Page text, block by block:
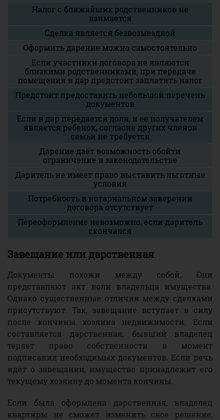
Налог с ближайших родственников не
взимается
Сделка является безвозмездной
Оформить дарение можно самостоятельно
Если участники договора не являются
близкими родственниками, при передаче
помещения в дар предстоит заплатить налог
Предстоит предоставить небольшой перечень
документов
Если в дар передается доля, и ее получателем
является ребенок, согласие других членов
семьи не требуется
Дарение даёт возможность обойти
ограничение в законодательстве
Даритель не имеет право выставить льготные
условия
Потребность в нотариальном заверении
договора отсутствует
Переоформление невозможно, если даритель
скончался
Завещание или дарственная
Документы похожи между собой. Они
представляют акт воли владельца имущества.
Однако существенные отличия между сделками
присутствуют. Так, завещание вступает в силу
после кончины хозяина недвижимости. Если
составляется дарственная, бывший владелец
теряет право собственности в момент
подписания необходимых документов. Если речь
идёт о завещании, имущество принадлежит его
текущему хозяину до момента кончины.
Если была оформлена дарственная, владелец
квартиры не сможет изменить свое решение,